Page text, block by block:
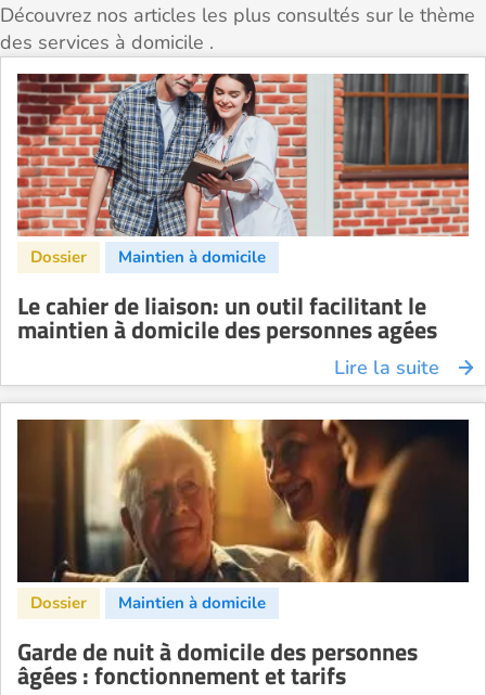
Découvrez nos articles les plus consultés sur le thème
des services à domicile .
Le cahier de liaison: un outil facilitant le
maintien à domicile des personnes agées
Lire la suite
Garde de nuit à domicile des personnes
âgées : fonctionnement et tarifs